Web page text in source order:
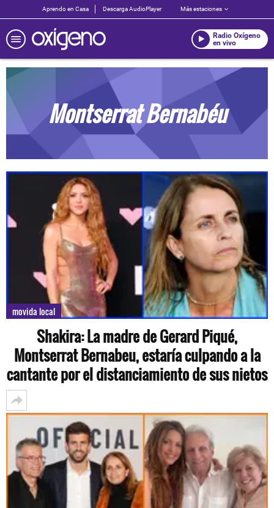
Aprendo en Casa Descarga AudioPlayer Más estaciones
Radio Oxígeno
en vivo
Montserrat Bernabéu
movida local
Shakira: La madre de Gerard Piqué,
Montserrat Bernabeu, estaría culpando a la
cantante por el distanciamiento de sus nietos